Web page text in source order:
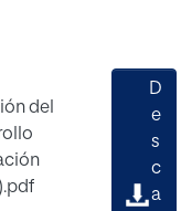
del
D
e
s
c
a